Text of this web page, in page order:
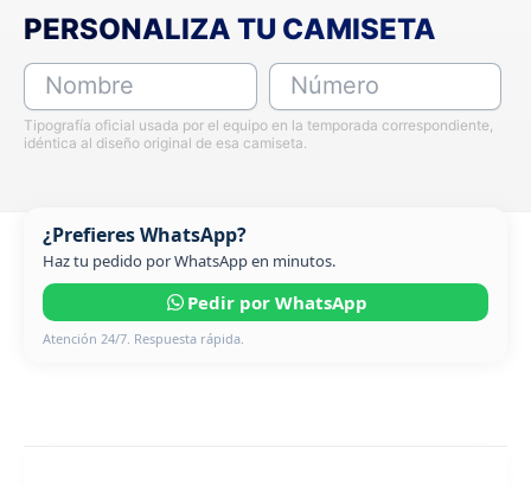
PERSONALIZA TU CAMISETA
Nombre Número
Tipografía oficial usada por el equipo en la temporada correspondiente,
idéntica al diseño original de esa camiseta.
¿Prefieres WhatsApp?
Haz tu pedido por WhatsApp en minutos.
Pedir por WhatsApp
Atención 24/7. Respuesta rápida.